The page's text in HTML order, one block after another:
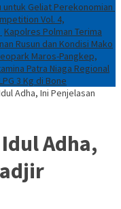
untuk Geliat Perekonomian
Vol. 4,
Kapolres Polman Terima
Rusun dan Kondisi Mako
Maros-Pangkep,
Patra Niaga Regional
3 Kg di Bone
Adha, Ini Penjelasan
Adha,